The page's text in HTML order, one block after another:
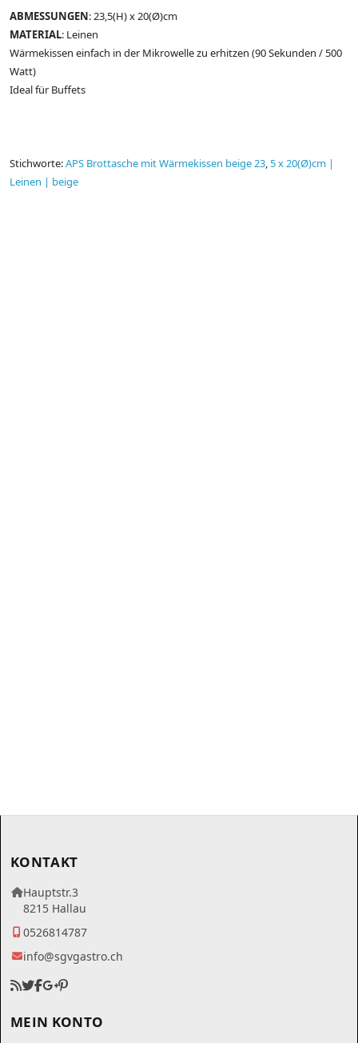
ABMESSUNGEN: 23,5(H) x 20(Ø)cm
MATERIAL: Leinen
Wärmekissen einfach in der Mikrowelle zu erhitzen (90 Sekunden / 500
Watt)
Ideal für Buffets
Stichworte:APS Brottasche mit Wärmekissen beige 23, 5 x 20(Ø)cm |
Leinen | beige
KONTAKT
Hauptstr.3
8215 Hallau
0526814787
info@sgvgastro.ch
MEIN KONTO